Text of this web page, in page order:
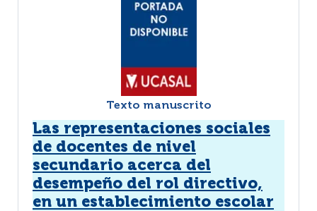
Texto manuscrito
Las representaciones sociales
de docentes de nivel
secundario acerca del
desempeño del rol directivo,
en un establecimiento escolar